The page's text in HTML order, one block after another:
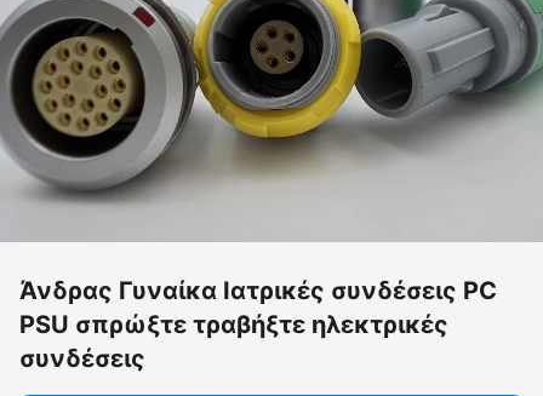
Άνδρας Γυναίκα Ιατρικές συνδέσεις PC
PSU σπρώξτε τραβήξτε ηλεκτρικές
συνδέσεις